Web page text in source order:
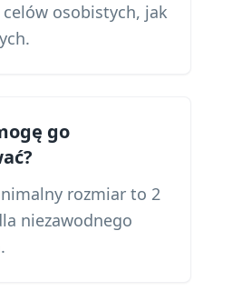
osobistych, jak
go
rozmiar to 2
niezawodnego